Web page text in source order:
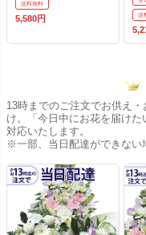
送料無料
5,580円 送
13時までのご注文でお供え
け。「今日中にお花を届け
対応いたします。
※一部、当日配達ができない